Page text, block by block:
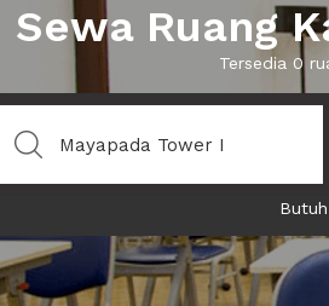
Sewa Ruang
Tersedia 0